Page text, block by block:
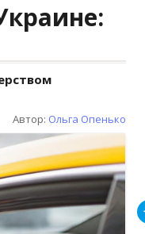
Автор: Ольга Опенько